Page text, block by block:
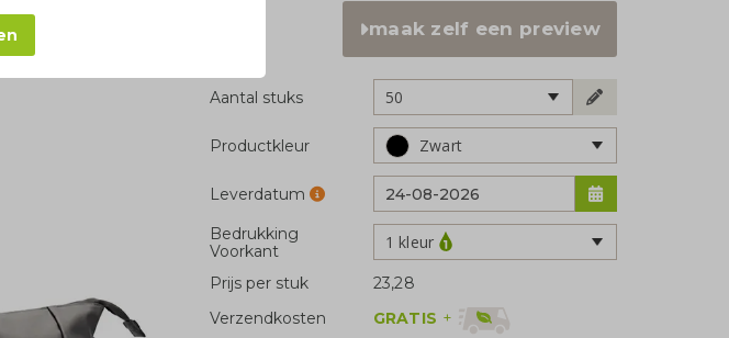
maak zelf een preview
Aantal stuks 50
Productkleur Zwart
Leverdatum
Bedrukking
Voorkant
1 kleur
Prijs per stuk
23,28
Verzendkosten
GRATIS +